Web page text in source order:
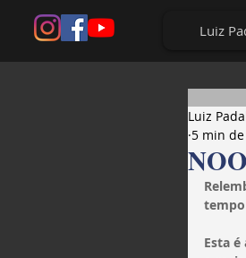
Luiz
Luiz
5 min
Esta é